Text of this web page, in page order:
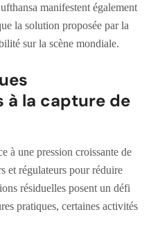
manifestent également
la solution proposée par la
sur la scène mondiale.
à la capture de
à une pression croissante de
et régulateurs pour réduire
résiduelles posent un défi
pratiques, certaines activités